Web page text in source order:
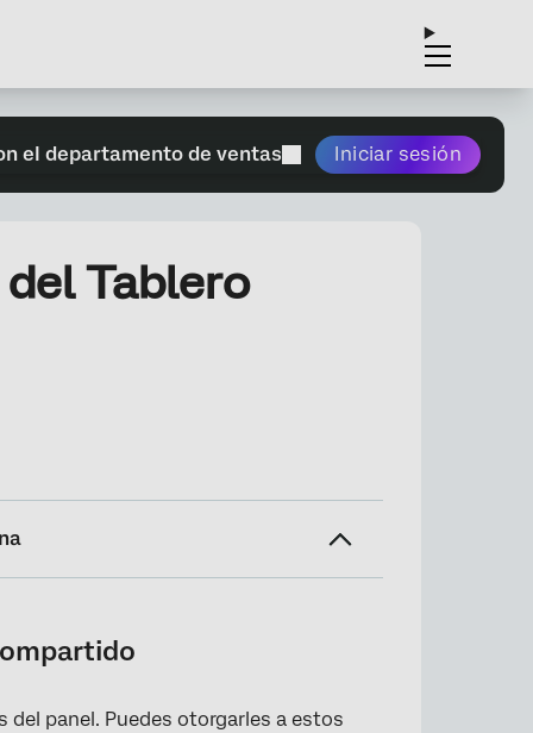
el departamento de ventas Iniciar sesión
Tablero
panel. Puedes otorgarles a estos